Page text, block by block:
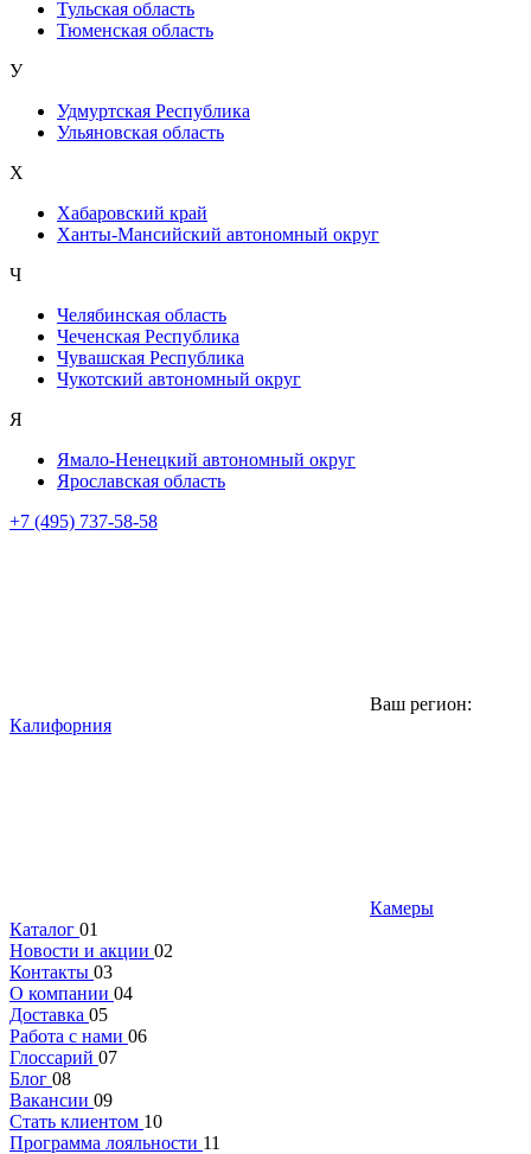
Тульская область
Тюменская область
У
Удмуртская Республика
Ульяновская область
Х
Хабаровский край
Ханты-Мансийский автономный округ
Ч
Челябинская область
Чеченская Республика
Чувашская Республика
Чукотский автономный округ
Я
Ямало-Ненецкий автономный округ
Ярославская область
+7 (495) 737-58-58
Ваш регион:
Калифорния
Камеры
Каталог 01
Новости и акции 02
Контакты 03
О компании 04
Доставка 05
Работа с нами 06
Глоссарий 07
Блог 08
Вакансии 09
Стать клиентом 10
Программа лояльности 11